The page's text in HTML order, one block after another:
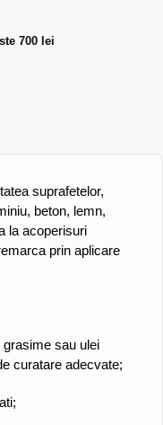
700 lei
suprafetelor,
beton, lemn,
la acoperisuri
prin aplicare
grasime sau ulei
curatare adecvate;